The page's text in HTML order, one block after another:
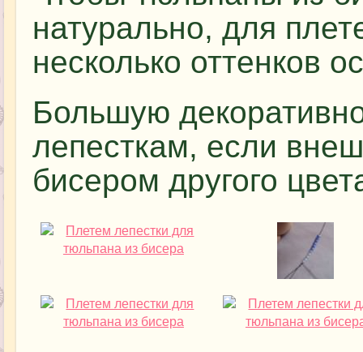
натурально, для
несколько оттенков
Большую
лепесткам, если
бисером другого